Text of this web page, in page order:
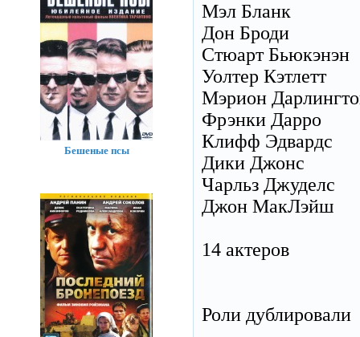
Мэл Бланк
Дон Броди
Стюарт Бьюкэнэн
Уолтер Кэтлетт
Мэрион
Фрэнки Дарро
Клифф Эдвардс
Дики Джонс
Чарльз Джуделс
Джон МакЛэйш
14 актеров
Роли дублировали
Бешеные псы